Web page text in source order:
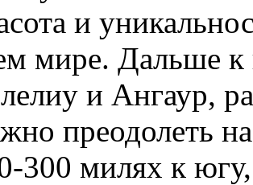
и
мире. Дальше к
и Ангаур,
преодолеть
милях к